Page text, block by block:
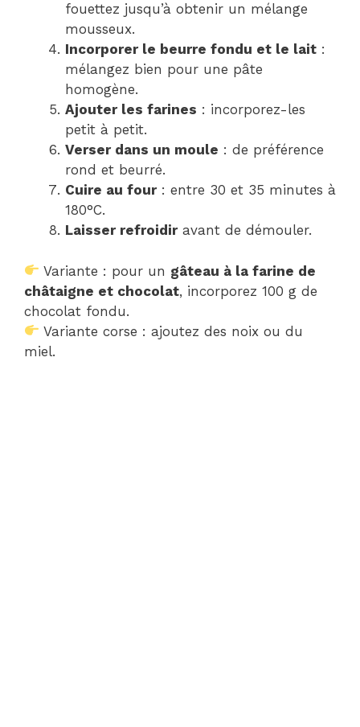
fouettez jusqu’à obtenir un mélange
mousseux.
Incorporer le beurre fondu et le lait :
mélangez bien pour une pâte
homogène.
Ajouter les farines : incorporez-les
petit à petit.
Verser dans un moule : de préférence
rond et beurré.
Cuire au four: entre 30 et 35 minutes à
180°C.
Laisser refroidiravant de démouler.
Variante : pour un gâteau à la farine de
châtaigne et chocolat, incorporez 100 g de
chocolat fondu.
Variante corse : ajoutez des noix ou du
miel.